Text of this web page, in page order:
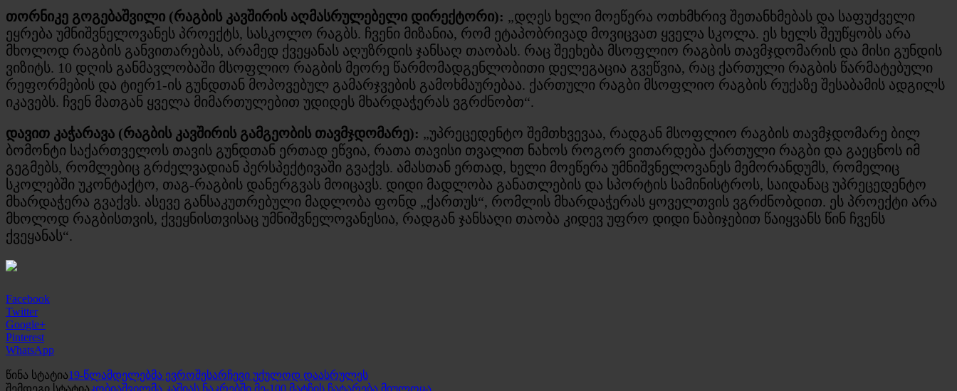
თორნიკე გოგებაშვილი (რაგბის კავშირის აღმასრულებელი დირექტორი): „დღეს ხელი მოეწერა ოთხმხრივ შეთანხმებას და საფუძველი
ეყრება უმნიშვნელოვანეს პროექტს, სასკოლო რაგბს. ჩვენი მიზანია, რომ ეტაპობრივად მოვიცვათ ყველა სკოლა. ეს ხელს შეუწყობს არა
მხოლოდ რაგბის განვითარებას, არამედ ქვეყანას აღუზრდის ჯანსაღ თაობას. რაც შეეხება მსოფლიო რაგბის თავმჯდომარის და მისი გუნდის
ვიზიტს. 10 დღის განმავლობაში მსოფლიო რაგბის მეორე წარმომადგენლობითი დელეგაცია გვეწვია, რაც ქართული რაგბის წარმატებული
რეფორმების და ტიერ1-ის გუნდთან მოპოვებულ გამარჯვების გამოხმაურებაა. ქართული რაგბი მსოფლიო რაგბის რუქაზე შესაბამის ადგილს
იკავებს. ჩვენ მათგან ყველა მიმართულებით უდიდეს მხარდაჭერას ვგრძნობთ“.
დავით კაჭარავა (რაგბის კავშირის გამგეობის თავმჯდომარე): „უპრეცედენტო შემთხვევაა, რადგან მსოფლიო რაგბის თავმჯდომარე ბილ
ბომონტი საქართველოს თავის გუნდთან ერთად ეწვია, რათა თავისი თვალით ნახოს როგორ ვითარდება ქართული რაგბი და გაეცნოს იმ
გეგმებს, რომლებიც გრძელვადიან პერსპექტივაში გვაქვს. ამასთან ერთად, ხელი მოეწერა უმნიშვნელოვანეს მემორანდუმს, რომელიც
სკოლებში უკონტაქტო, თაგ-რაგბის დანერგვას მოიცავს. დიდი მადლობა განათლების და სპორტის სამინისტროს, საიდანაც უპრეცედენტო
მხარდაჭერა გვაქვს. ასევე განსაკუთრებული მადლობა ფონდ „ქართუს“, რომლის მხარდაჭერას ყოველთვის ვგრძნობდით. ეს პროექტი არა
მხოლოდ რაგბისთვის, ქვეყნისთვისაც უმნიშვნელოვანესია, რადგან ჯანსაღი თაობა კიდევ უფრო დიდი ნაბიჯებით წაიყვანს წინ ჩვენს
ქვეყანას“.
Facebook
Twitter
Google+
Pinterest
WhatsApp
წინა სტატია19-წლამდელებმა ევროშესარჩევი უქულოდ დაასრულეს
შემდეგი სტატიაკობიაშვილმა კაშიას ნაკრებში მე-100 მატჩის ჩატარება მიულოცა